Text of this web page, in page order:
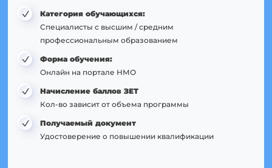
Категория обучающихся:
Специалисты с высшим / средним
профессиональным образованием
Форма обучения:
Онлайн на портале НМО
Начисление баллов ЗЕТ
Кол-во зависит от объема программы
Получаемый документ
Удостоверение о повышении квалификации